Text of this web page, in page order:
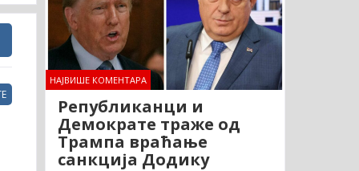
НАЈВИШЕ КОМЕНТАРА
Републиканци и
Демократе траже од
Трампа враћање
санкција Додику